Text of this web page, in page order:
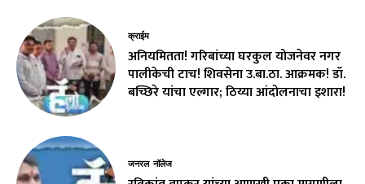
क्राईम
अनियमितता! गरिबांच्या घरकुल योजनेवर नगर
पालीकेची टाच! शिवसेना उ.बा.ठा. आक्रमक! डॉ.
बच्छिरे यांचा एल्गार; ठिय्या आंदोलनाचा इशारा!
जनरल नॉलेज